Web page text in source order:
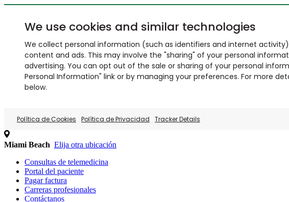
We use cookies and similar technologies
We collect personal information (such as identifiers and internet
content and ads. This may involve the "sharing" of your personal
advertising. You can opt out of the sale or sharing of your personal
Personal Information" link or by managing your preferences. For more
below.
Política de Cookies Política de Privacidad Tracker Details
Miami Beach Elija otra ubicación
Consultas de telemedicina
Portal del paciente
Pagar factura
Carreras profesionales
Contáctanos